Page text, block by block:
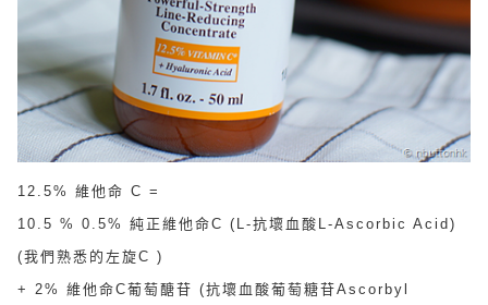
12.5% 維他命 C =
10.5 % 0.5% 純正維他命C (L-抗壞血酸L-Ascorbic Acid)
(我們熟悉的左旋C )
+ 2% 維他命C葡萄醣苷 (抗壞血酸葡萄糖苷Ascorbyl